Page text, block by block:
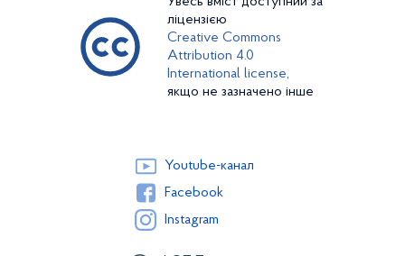
ліцензією
Creative Commons
Attribution 4.0
International license,
якщо не зазначено інше
Youtube-канал
Facebook
Instagram